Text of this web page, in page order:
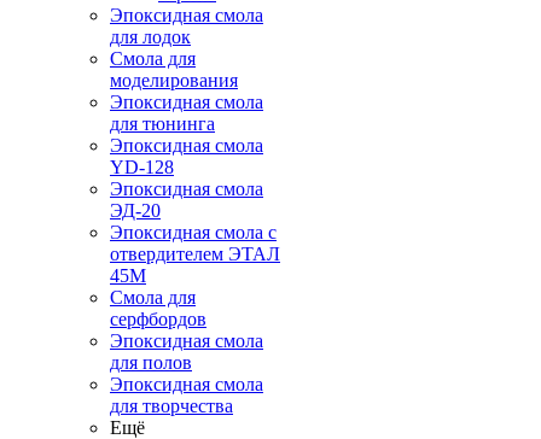
Эпоксидная смола
для лодок
Смола для
моделирования
Эпоксидная смола
для тюнинга
Эпоксидная смола
YD-128
Эпоксидная смола
ЭД-20
Эпоксидная смола с
отвердителем ЭТАЛ
45М
Смола для
серфбордов
Эпоксидная смола
для полов
Эпоксидная смола
для творчества
Ещё